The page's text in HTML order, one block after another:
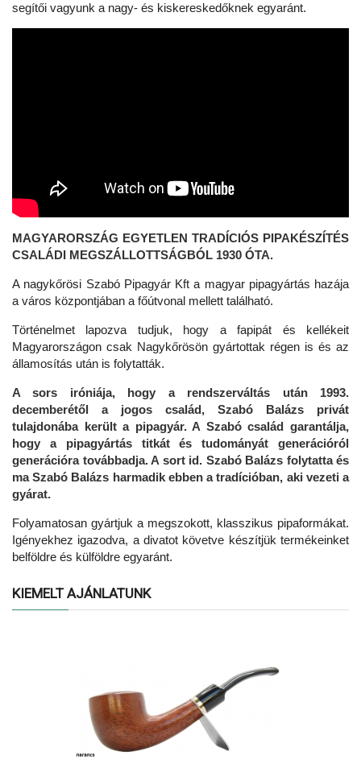
segítői vagyunk a nagy- és kiskereskedőknek egyaránt.
MAGYARORSZÁG EGYETLEN TRADÍCIÓS PIPAKÉSZÍTÉS
CSALÁDI MEGSZÁLLOTTSÁGBÓL 1930 ÓTA.
A nagykőrösi Szabó Pipagyár Kft a magyar pipagyártás hazája
a város központjában a főútvonal mellett található.
Történelmet lapozva tudjuk, hogy a fapipát és kellékeit
Magyarországon csak Nagykőrösön gyártottak régen is és az
államosítás után is folytatták.
A sors iróniája, hogy a rendszerváltás után 1993.
decemberétől a jogos család, Szabó Balázs privát
tulajdonába került a pipagyár. A Szabó család garantálja,
hogy a pipagyártás titkát és tudományát generációról
generációra továbbadja. A sort id. Szabó Balázs folytatta és
ma Szabó Balázs harmadik ebben a tradícióban, aki vezeti a
gyárat.
Folyamatosan gyártjuk a megszokott, klasszikus pipaformákat.
Igényekhez igazodva, a divatot követve készítjük termékeinket
belföldre és külföldre egyaránt.
KIEMELT AJÁNLATUNK